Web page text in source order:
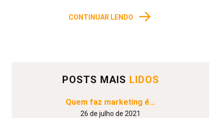
CONTINUAR LENDO →
POSTS MAIS LIDOS
Quem faz marketing é…
26 de julho de 2021